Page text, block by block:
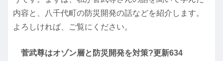
内容と、八千代町の防災開発の話などを紹介します。
よろしければ、ご覧にください。
菅武尊はオゾン層と防災開発を対策?更新634